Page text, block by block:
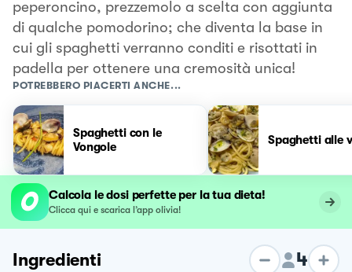
peperoncino, prezzemolo a scelta con aggiunta
di qualche pomodorino; che diventa la base in
cui gli spaghetti verranno conditi e risottati in
padella per ottenere una cremosità unica!
POTREBBERO PIACERTI ANCHE...
Spaghetti con le
Vongole
Spaghetti alle
Calcola le dosi perfette per la tua dieta!
Clicca qui e scarica l’app olivia!
Ingredienti 4